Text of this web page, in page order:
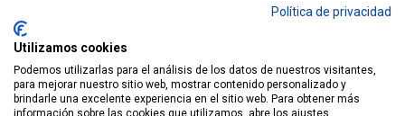
Noticias NewcorRED
Protagonistas
Política de privacidad
Utilizamos cookies
Podemos utilizarlas para el análisis de los datos de nuestros visitantes,
para mejorar nuestro sitio web, mostrar contenido personalizado y
brindarle una excelente experiencia en el sitio web. Para obtener más
información sobre las cookies que utilizamos, abre los ajustes.